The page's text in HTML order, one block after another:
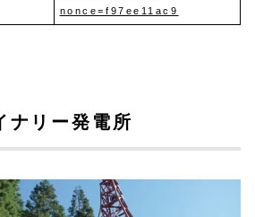
nonce=f97ee11ac9
ナリー発電所